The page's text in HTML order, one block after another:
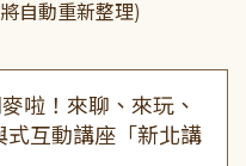
自動重新整理)
啦！來聊、來玩、
式互動講座「新北講